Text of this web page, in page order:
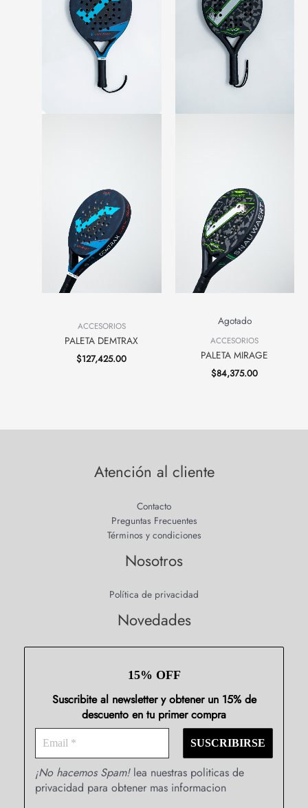
ACCESORIOS
PALETA DEMTRAX
$127,425.00
Agotado
ACCESORIOS
PALETA MIRAGE
$84,375.00
Atención al cliente
Contacto
Preguntas Frecuentes
Términos y condiciones
Nosotros
Política de privacidad
Novedades
15% OFF
Suscribite al newsletter y obtener un 15% de
descuento en tu primer compra
¡No hacemos Spam!lea nuestras politicas de
privacidad para obtener mas informacion